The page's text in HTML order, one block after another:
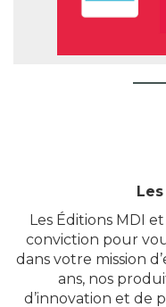
Les Éditions MDI
conviction pour
dans votre mission
ans, nos
d’innovation et de